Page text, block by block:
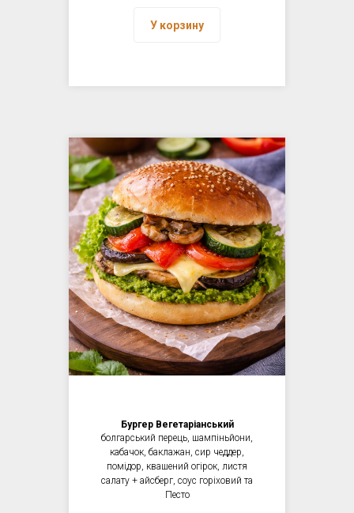
У корзину
Бургер Вегетаріанський
болгарський перець, шампіньйони,
кабачок, баклажан, сир чеддер,
помідор, квашений огірок, листя
салату + айсберг, соус горіховий та
Песто